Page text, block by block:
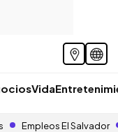
Vida
Empleos El Salvador